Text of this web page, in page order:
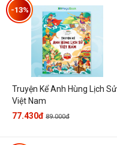
Truyện Kể Anh Hùng Lịch Sử
Việt Nam
-13%
77.430đ 89.000đ